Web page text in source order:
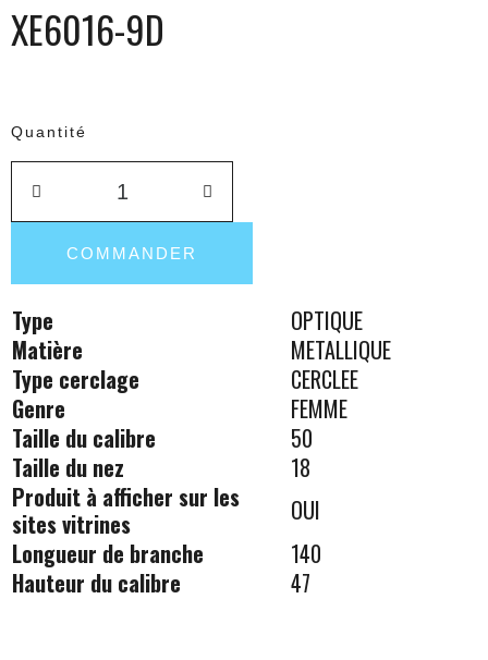
XE6016-9D
Quantité
COMMANDER
Type
OPTIQUE
Matière
METALLIQUE
Type cerclage
CERCLEE
Genre
FEMME
Taille du calibre
50
Taille du nez
18
Produit à afficher sur les
sites vitrines
OUI
Longueur de branche
140
Hauteur du calibre
47